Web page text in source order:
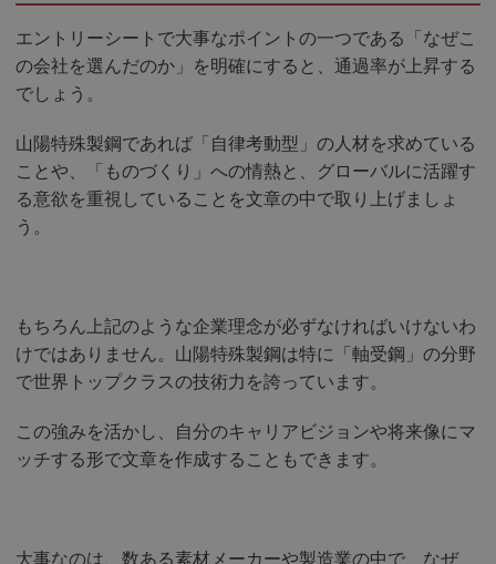
エントリーシートで大事なポイントの一つである「なぜこ
の会社を選んだのか」を明確にすると、通過率が上昇する
でしょう。
山陽特殊製鋼であれば「自律考動型」の人材を求めている
ことや、「ものづくり」への情熱と、グローバルに活躍す
る意欲を重視していることを文章の中で取り上げましょ
う。
もちろん上記のような企業理念が必ずなければいけないわ
けではありません。山陽特殊製鋼は特に「軸受鋼」の分野
で世界トップクラスの技術力を誇っています。
この強みを活かし、自分のキャリアビジョンや将来像にマ
ッチする形で文章を作成することもできます。
大事なのは、数ある素材メーカーや製造業の中で、なぜ